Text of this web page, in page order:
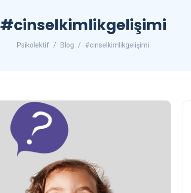
#cinselkimlikgelişimi
Psikolektif Blog #cinselkimlikgelişimi